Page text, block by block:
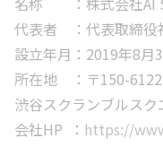
代表者 ：代表取締役
設立年月：2019年8月
所在地 ：〒150-6122
渋谷スクランブルスク
会社HP ： https://